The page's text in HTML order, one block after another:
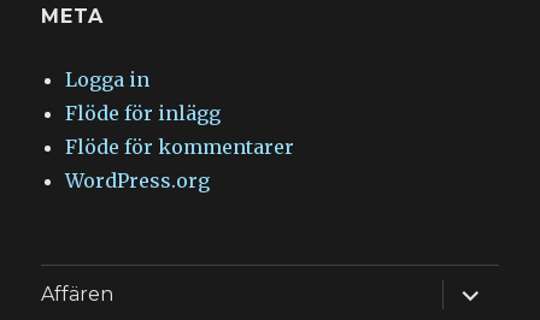
META
Logga in
Flöde för inlägg
Flöde för kommentarer
WordPress.org
Affären